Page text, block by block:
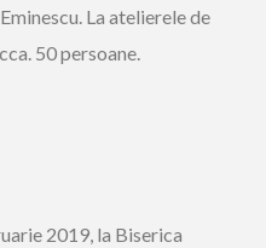
La atelierele de
50 persoane.
2019, la Biserica